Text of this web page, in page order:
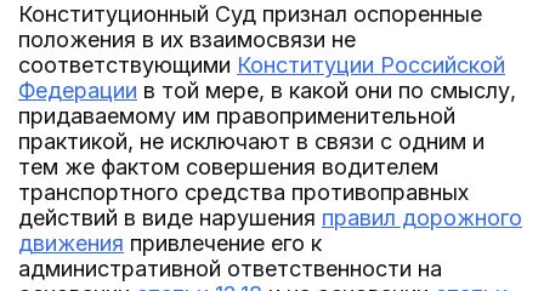
Конституционный Суд признал оспоренные
положения в их взаимосвязи не
соответствующими Конституции Российской
Федерации в той мере, в какой они по смыслу,
придаваемому им правоприменительной
практикой, не исключают в связи с одним и
тем же фактом совершения водителем
транспортного средства противоправных
действий в виде нарушения правил дорожного
движения привлечение его к
административной ответственности на